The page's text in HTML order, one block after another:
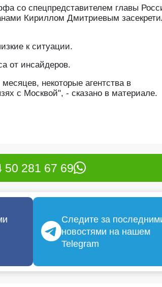
со спецпредставителем главы
Кириллом Дмитриевым
к ситуации.
от инсайдеров.
некоторые агентства в
с Москвой", - сказано в материале.
281 67 69
Следите за
новостями на нашем
Telegram